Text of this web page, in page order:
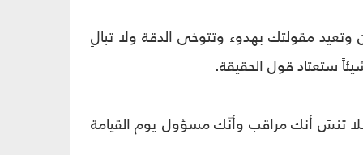
مقولتك بهدوء وتتوخى الدقة ولا تبالِ
ستعتاد قول الحقيقة.
فلا تنسَ أنك مراقب وأنّك مسؤول يوم القيامة